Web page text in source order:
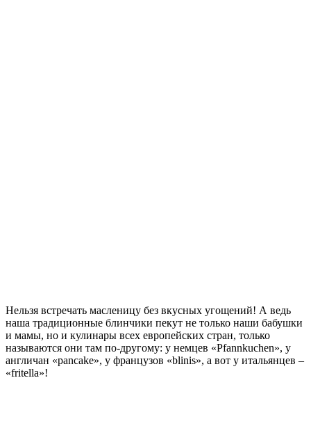
Нельзя встречать масленицу без вкусных угощений! А ведь
наша традиционные блинчики пекут не только наши бабушки
и мамы, но и кулинары всех европейских стран, только
называются они там по-другому: у немцев «Pfannkuchen», у
англичан «pancake», у французов «blinis», а вот у итальянцев –
«fritella»!